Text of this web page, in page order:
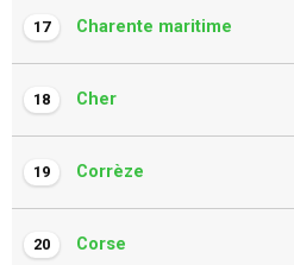
17 Charente maritime
18 Cher
19 Corrèze
20 Corse